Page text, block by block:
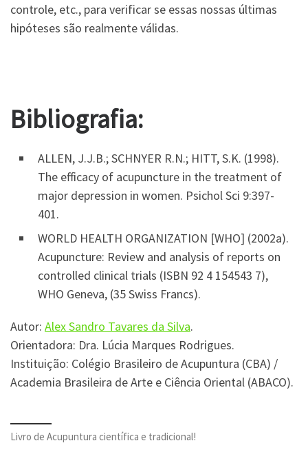
controle, etc., para verificar se essas nossas últimas
hipóteses são realmente válidas.
Bibliografia:
ALLEN, J.J.B.; SCHNYER R.N.; HITT, S.K. (1998).
The efficacy of acupuncture in the treatment of
major depression in women. Psichol Sci 9:397-
401.
WORLD HEALTH ORGANIZATION [WHO] (2002a).
Acupuncture: Review and analysis of reports on
controlled clinical trials (ISBN 92 4 154543 7),
WHO Geneva, (35 Swiss Francs).
Autor: Alex Sandro Tavares da Silva.
Orientadora: Dra. Lúcia Marques Rodrigues.
Instituição: Colégio Brasileiro de Acupuntura (CBA) /
Academia Brasileira de Arte e Ciência Oriental (ABACO).
Livro de Acupuntura científica e tradicional!